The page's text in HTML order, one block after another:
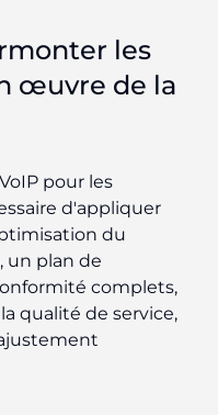
les
œuvre de la
pour les
d'appliquer
du
un plan de
complets,
qualité de service,